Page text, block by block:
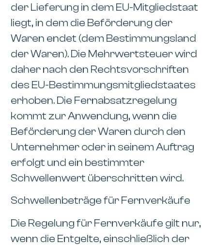
der Lieferung in dem EU-Mitgliedstaat
liegt, in dem die Beförderung der
Waren endet (dem Bestimmungsland
der Waren). Die Mehrwertsteuer wird
daher nach den Rechtsvorschriften
des EU-Bestimmungsmitgliedstaates
erhoben. Die Fernabsatzregelung
kommt zur Anwendung, wenn die
Beförderung der Waren durch den
Unternehmer oder in seinem Auftrag
erfolgt und ein bestimmter
Schwellenwert überschritten wird.
Schwellenbeträge für Fernverkäufe
Die Regelung für Fernverkäufe gilt nur,
wenn die Entgelte, einschließlich der